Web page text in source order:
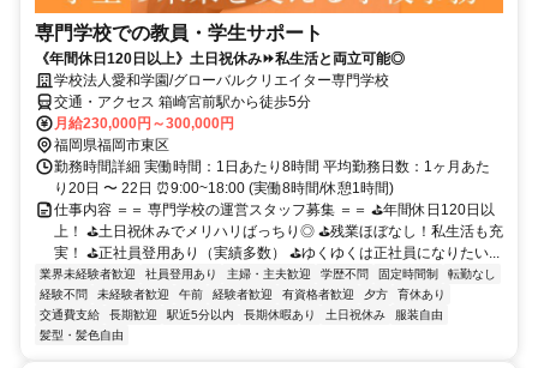
専門学校での教員・学生サポート
《年間休日120日以上》土日祝休み⏩私生活と両立可能◎
学校法人愛和学園/グローバルクリエイター専門学校
交通・アクセス 箱崎宮前駅から徒歩5分
月給230,000円～300,000円
福岡県福岡市東区
勤務時間詳細 実働時間：1日あたり8時間 平均勤務日数：1ヶ月あた
り20日 〜 22日 ⏰9:00~18:00 (実働8時間/休憩1時間)
仕事内容 ＝＝ 専門学校の運営スタッフ募集 ＝＝ ⛳年間休日120日以
上！ ⛳土日祝休みでメリハリばっちり◎ ⛳残業ほぼなし！私生活も充
実！ ⛳正社員登用あり（実績多数） ⛳ゆくゆくは正社員になりたい...
業界未経験者歓迎 社員登用あり 主婦・主夫歓迎 学歴不問 固定時間制
転勤なし
経験不問
未経験者歓迎 午前 経験者歓迎 有資格者歓迎 夕方
育休あり
交通費支給
長期歓迎 駅近5分以内 長期休暇あり 土日祝休み
服装自由
髪型・髪色自由